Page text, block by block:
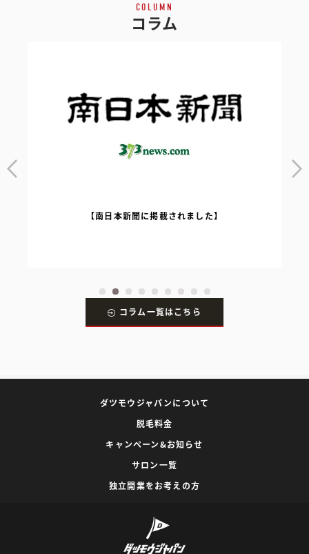
COLUMN
コラム
【南日本新聞に掲載されました】
コラム一覧はこちら
ダツモウジャパンについて
脱毛料金
キャンペーン&お知らせ
サロン一覧
独立開業をお考えの方